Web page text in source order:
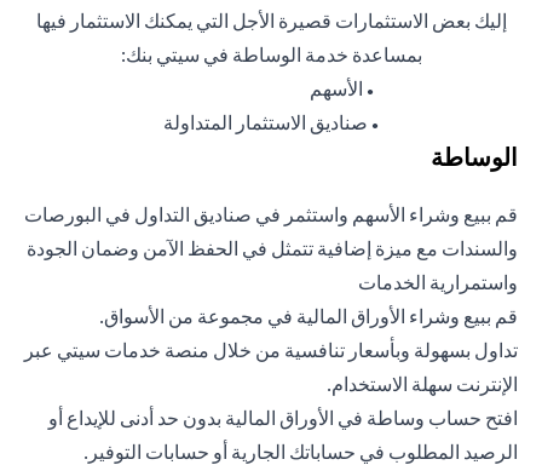
إليك بعض الاستثمارات قصيرة الأجل التي يمكنك الاستثمار فيها
بمساعدة خدمة الوساطة في سيتي بنك:
● الأسهم
● صناديق الاستثمار المتداولة
الوساطة
قم ببيع وشراء الأسهم واستثمر في صناديق التداول في البورصات
والسندات مع ميزة إضافية تتمثل في الحفظ الآمن وضمان الجودة
واستمرارية الخدمات
قم ببيع وشراء الأوراق المالية في مجموعة من الأسواق.
تداول بسهولة وبأسعار تنافسية من خلال منصة خدمات سيتي عبر
الإنترنت سهلة الاستخدام.
افتح حساب وساطة في الأوراق المالية بدون حد أدنى للإيداع أو
الرصيد المطلوب في حساباتك الجارية أو حسابات التوفير.